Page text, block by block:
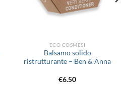
ECO COSMESI
Balsamo solido
ristrutturante – Ben & Anna
€6.50